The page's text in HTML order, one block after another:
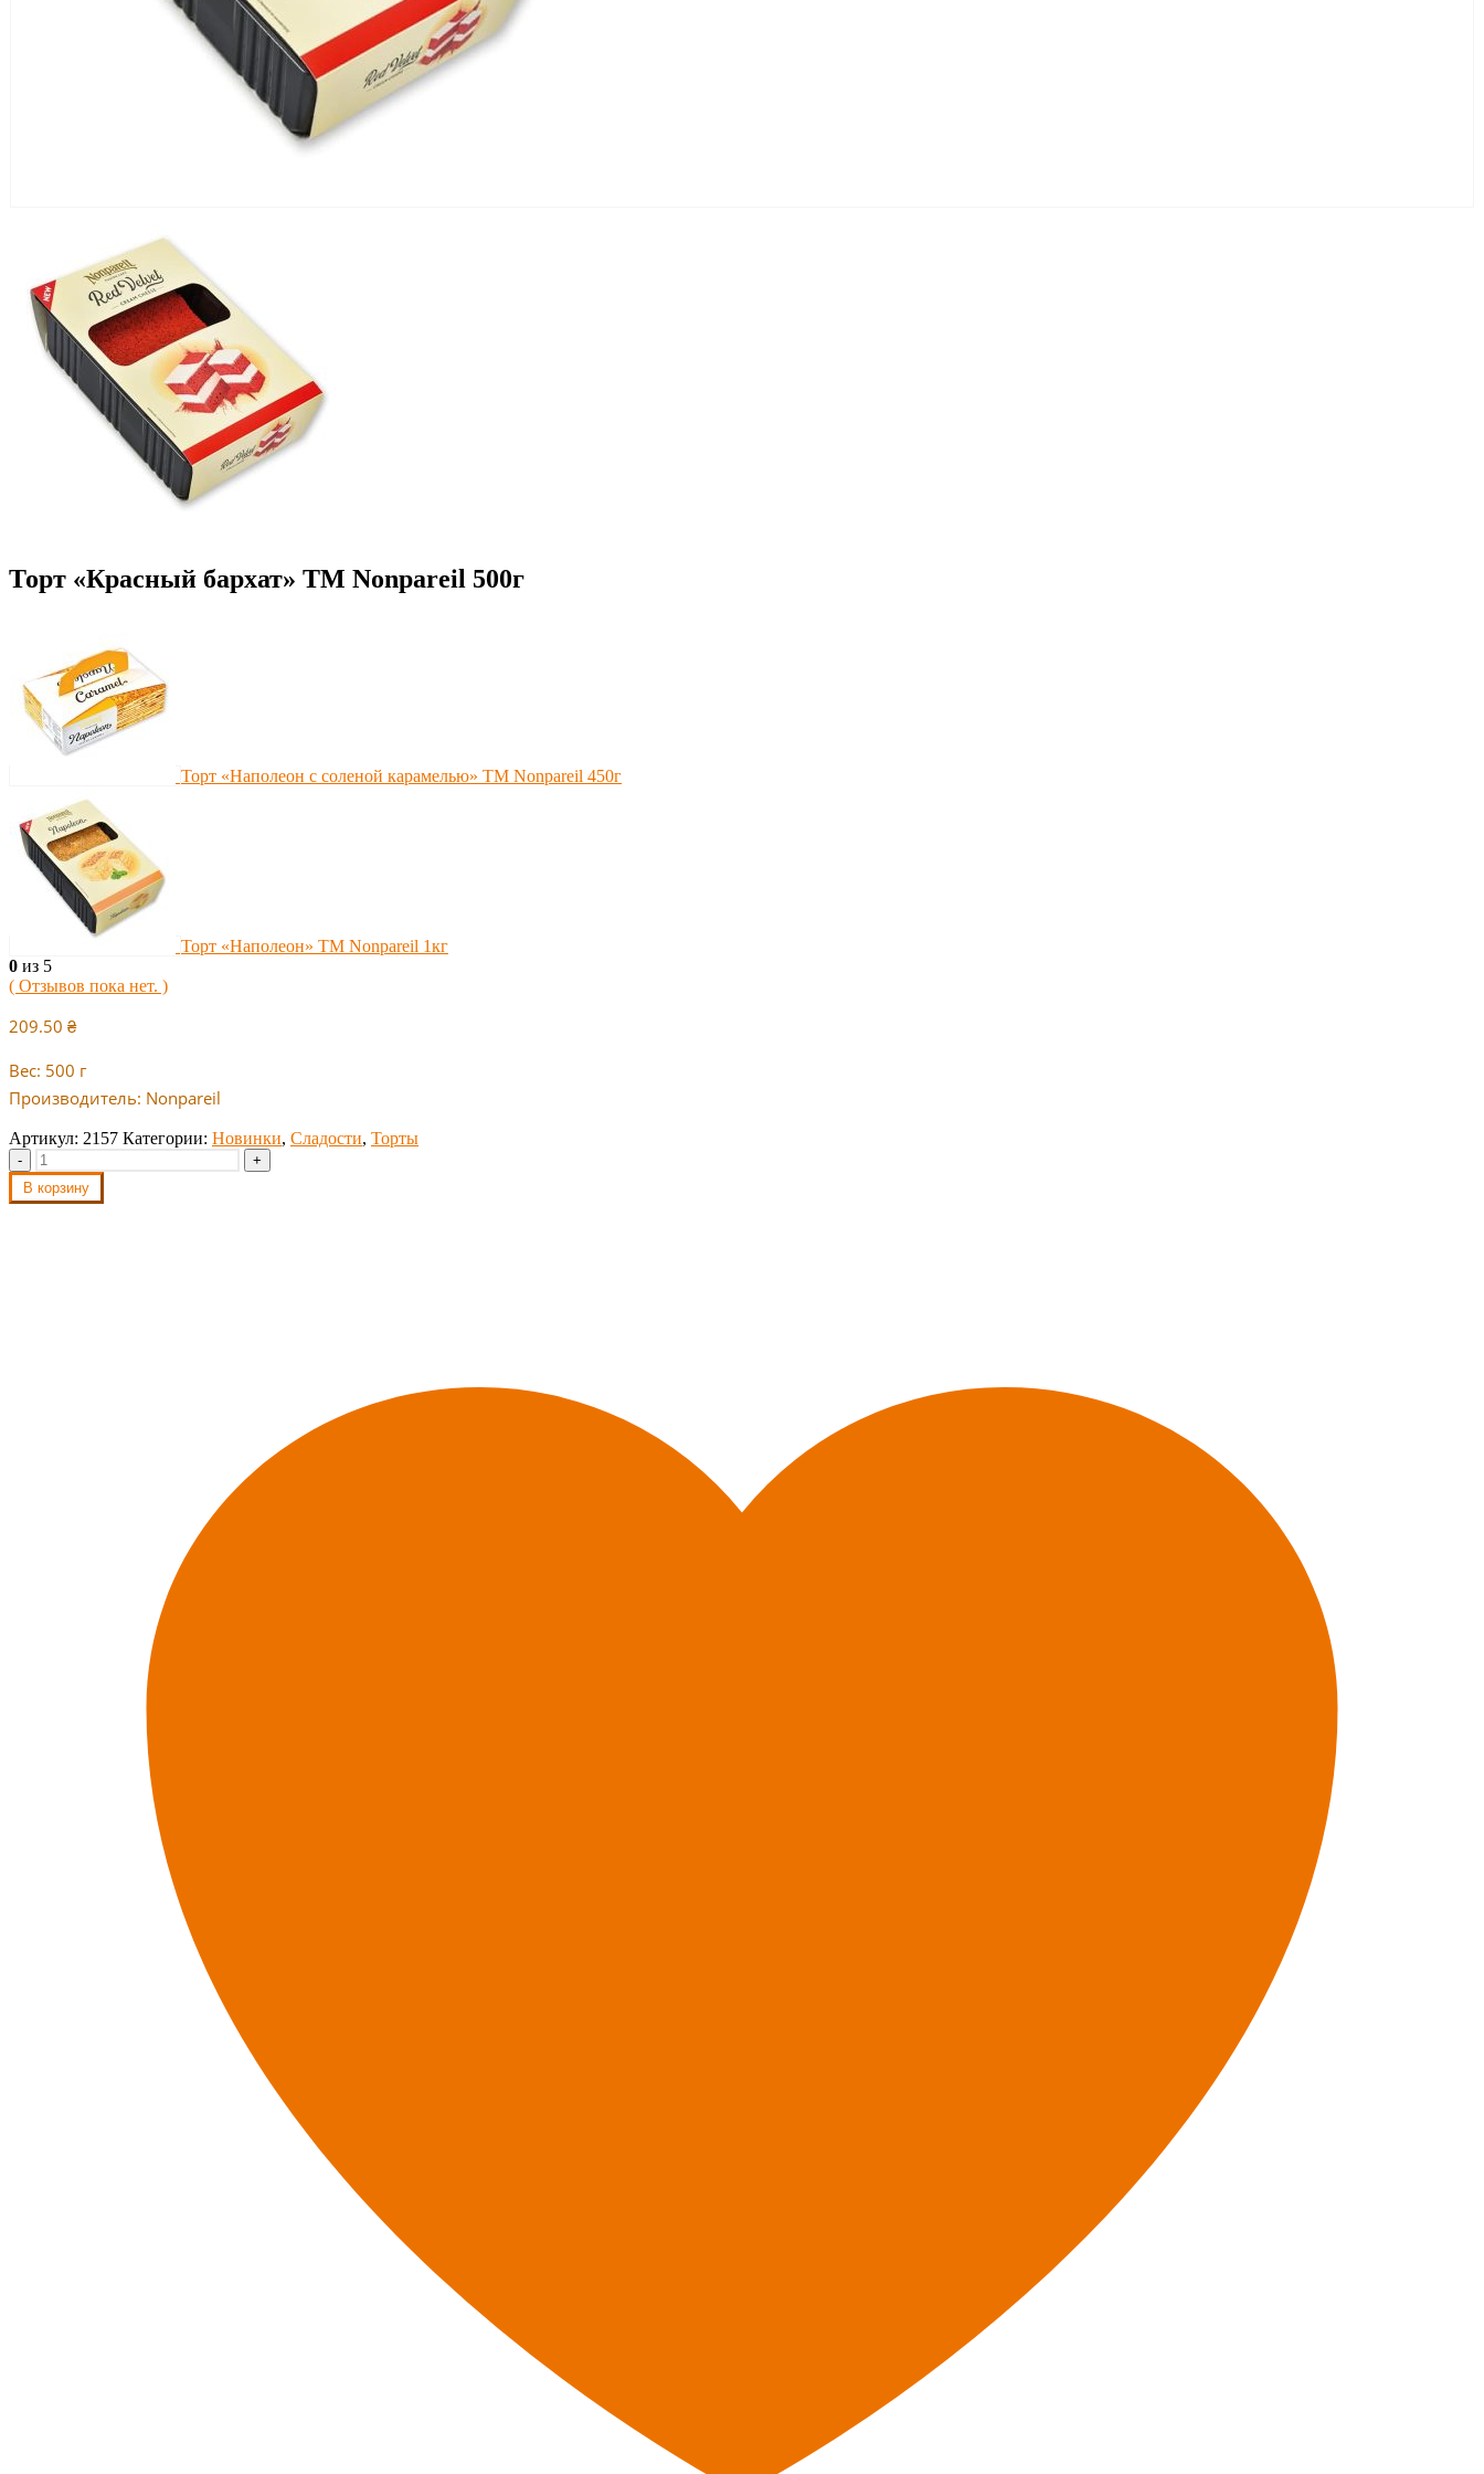
Торт «Красный бархат» ТМ Nonpareil 500г
Торт «Наполеон с соленой карамелью» ТМ Nonpareil 450г
Торт «Наполеон» ТМ Nonpareil 1кг
0 из 5
( Отзывов пока нет. )
209.50 ₴
Вес: 500 г
Производитель: Nonpareil
Артикул: 2157 Категории: Новинки, Сладости, Торты
-
+
В корзину